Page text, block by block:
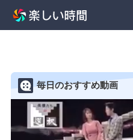
毎日のおすすめ動画